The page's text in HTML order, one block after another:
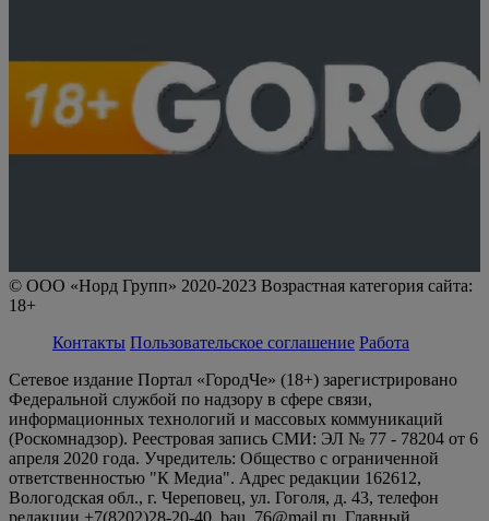
© ООО «Норд Групп» 2020-2023 Возрастная категория сайта:
18+
Контакты Пользовательское соглашение Работа
Сетевое издание Портал «ГородЧе» (18+) зарегистрировано
Федеральной службой по надзору в сфере связи,
информационных технологий и массовых коммуникаций
(Роскомнадзор). Реестровая запись СМИ: ЭЛ № 77 - 78204 от 6
апреля 2020 года. Учредитель: Общество с ограниченной
ответственностью "К Медиа". Адрес редакции 162612,
Вологодская обл., г. Череповец, ул. Гоголя, д. 43, телефон
редакции +7(8202)28-20-40, bau_76@mail.ru. Главный